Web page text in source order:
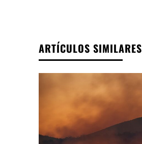
ARTÍCULOS SIMILARES